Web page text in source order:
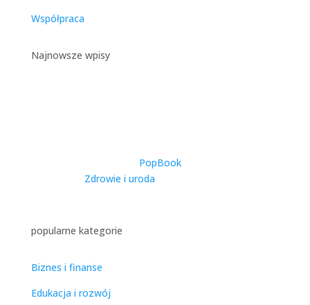
Współpraca
Najnowsze wpisy
PopBook|
Zdrowie i uroda
popularne kategorie
Biznes i finanse
Edukacja i rozwój